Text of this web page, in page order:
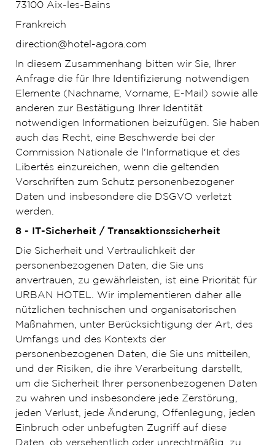
73100 Aix-les-Bains
Frankreich
direction@hotel-agora.com
In diesem Zusammenhang bitten wir Sie, Ihrer
Anfrage die für Ihre Identifizierung notwendigen
Elemente (Nachname, Vorname, E-Mail) sowie alle
anderen zur Bestätigung Ihrer Identität
notwendigen Informationen beizufügen. Sie haben
auch das Recht, eine Beschwerde bei der
Commission Nationale de l'Informatique et des
Libertés einzureichen, wenn die geltenden
Vorschriften zum Schutz personenbezogener
Daten und insbesondere die DSGVO verletzt
werden.
8 - IT-Sicherheit / Transaktionssicherheit
Die Sicherheit und Vertraulichkeit der
personenbezogenen Daten, die Sie uns
anvertrauen, zu gewährleisten, ist eine Priorität für
URBAN HOTEL. Wir implementieren daher alle
nützlichen technischen und organisatorischen
Maßnahmen, unter Berücksichtigung der Art, des
Umfangs und des Kontexts der
personenbezogenen Daten, die Sie uns mitteilen,
und der Risiken, die ihre Verarbeitung darstellt,
um die Sicherheit Ihrer personenbezogenen Daten
zu wahren und insbesondere jede Zerstörung,
jeden Verlust, jede Änderung, Offenlegung, jeden
Einbruch oder unbefugten Zugriff auf diese
Daten, ob versehentlich oder unrechtmäßig, zu